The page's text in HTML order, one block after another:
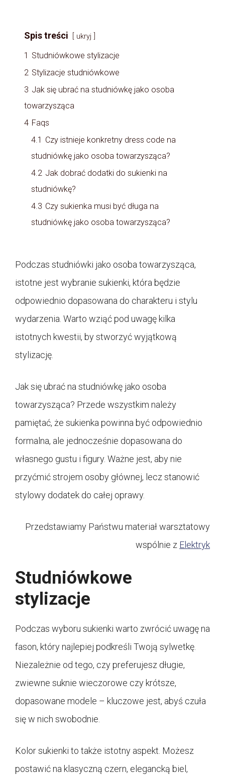
Spis treści ukryj
1 Studniówkowe stylizacje
2 Stylizacje studniówkowe
3 Jak się ubrać na studniówkę jako osoba
towarzysząca
4 Faqs
4.1 Czy istnieje konkretny dress code na
studniówkę jako osoba towarzysząca?
4.2 Jak dobrać dodatki do sukienki na
studniówkę?
4.3 Czy sukienka musi być długa na
studniówkę jako osoba towarzysząca?
Podczas studniówki jako osoba towarzysząca,
istotne jest wybranie sukienki, która będzie
odpowiednio dopasowana do charakteru i stylu
wydarzenia. Warto wziąć pod uwagę kilka
istotnych kwestii, by stworzyć wyjątkową
stylizację.
Jak się ubrać na studniówkę jako osoba
towarzysząca? Przede wszystkim należy
pamiętać, że sukienka powinna być odpowiednio
formalna, ale jednocześnie dopasowana do
własnego gustu i figury. Ważne jest, aby nie
przyćmić strojem osoby głównej, lecz stanowić
stylowy dodatek do całej oprawy.
Przedstawiamy Państwu materiał warsztatowy
wspólnie z Elektryk
Studniówkowe
stylizacje
Podczas wyboru sukienki warto zwrócić uwagę na
fason, który najlepiej podkreśli Twoją sylwetkę.
Niezależnie od tego, czy preferujesz długie,
zwiewne suknie wieczorowe czy krótsze,
dopasowane modele – kluczowe jest, abyś czuła
się w nich swobodnie.
Kolor sukienki to także istotny aspekt. Możesz
postawić na klasyczną czern, elegancką biel,